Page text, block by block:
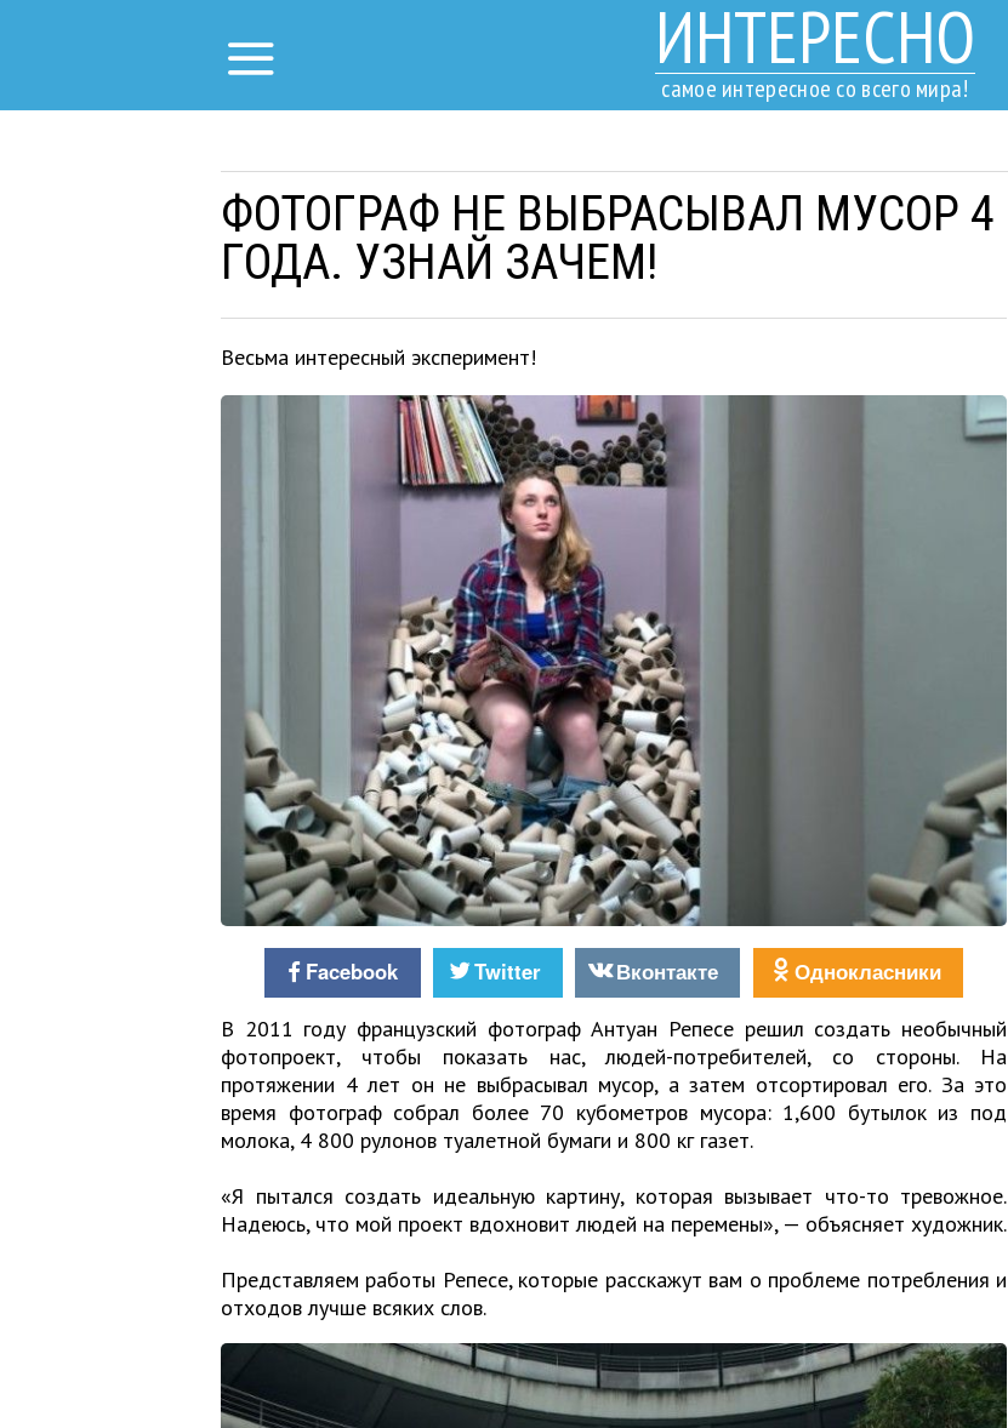
ИНТЕРЕСНО
самое интересное со всего мира!
ФОТОГРАФ НЕ ВЫБРАСЫВАЛ МУСОР 4
ГОДА. УЗНАЙ ЗАЧЕМ!
Весьма интересный эксперимент!
Facebook Twitter Вконтакте Однокласники
В 2011 году французский фотограф Антуан Репесе решил создать необычный
фотопроект, чтобы показать нас, людей-потребителей, со стороны. На
протяжении 4 лет он не выбрасывал мусор, а затем отсортировал его. За это
время фотограф собрал более 70 кубометров мусора: 1,600 бутылок из под
молока, 4 800 рулонов туалетной бумаги и 800 кг газет.
«Я пытался создать идеальную картину, которая вызывает что-то тревожное.
Надеюсь, что мой проект вдохновит людей на перемены», — объясняет художник.
Представляем работы Репесе, которые расскажут вам о проблеме потребления и
отходов лучше всяких слов.